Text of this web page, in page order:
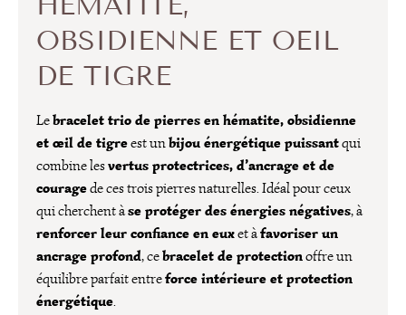
OBSIDIENNE ET OEIL
DE TIGRE
Lebracelet trio de pierres en hématite, obsidienne
et œil de tigreest unbijou énergétique puissantqui
combine lesvertus protectrices, d’ancrage et de
couragede ces trois pierres naturelles. Idéal pour ceux
qui cherchent àse protéger des énergies négatives, à
renforcer leur confiance en euxet àfavoriser un
ancrage profond, cebracelet de protectionoffre un
équilibre parfait entreforce intérieure et protection
énergétique.